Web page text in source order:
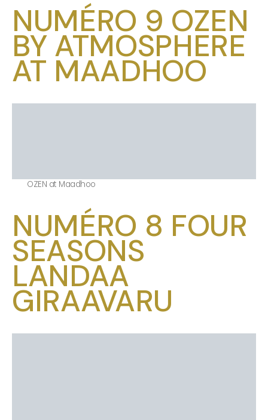
NUMÉRO 9 OZEN
BY ATMOSPHERE
AT MAADHOO
OZEN at Maadhoo
NUMÉRO 8 FOUR
SEASONS
LANDAA
GIRAAVARU